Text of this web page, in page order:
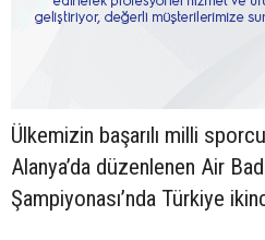
Ülkemizin başarılı milli
Alanya’da düzenlenen Air
Şampiyonası’nda Türkiye